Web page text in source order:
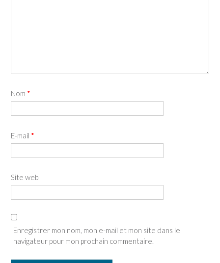
Nom *
E-mail *
Site web
Enregistrer mon nom, mon e-mail et mon site dans le
navigateur pour mon prochain commentaire.